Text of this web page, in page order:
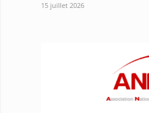
15 juillet 2026